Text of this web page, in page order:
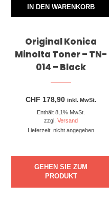
IN DEN WARENKORB
Original Konica
Minolta Toner – TN-
014 – Black
CHF 178,90 inkl. MwSt.
Enthält 8,1% MwSt.
zzgl.Versand
Lieferzeit: nicht angegeben
GEHEN SIE ZUM
PRODUKT